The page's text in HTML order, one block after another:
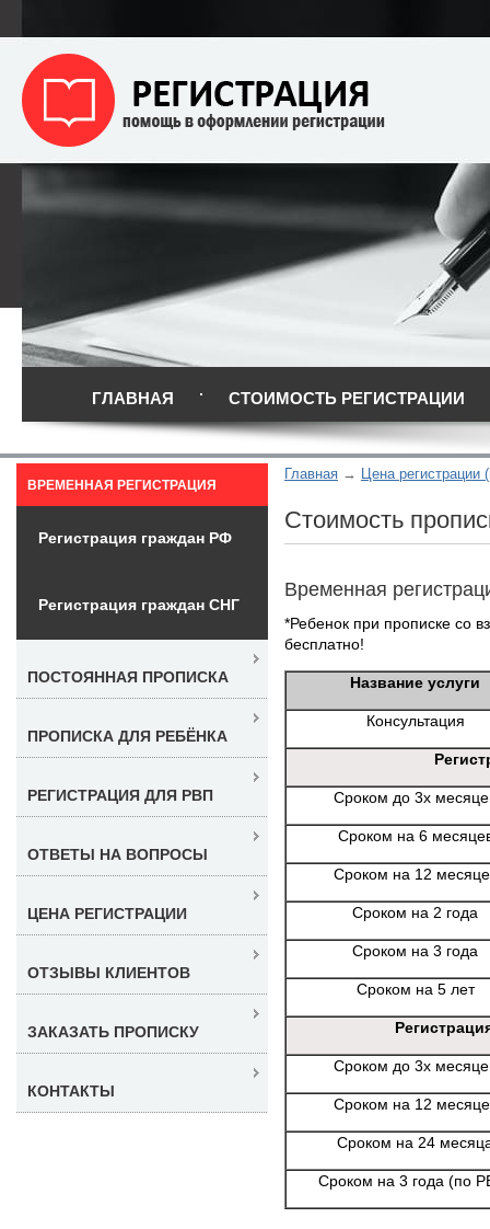
ГЛАВНАЯ СТОИМОСТЬ РЕГИСТРАЦИИ
Главная Цена регистрации
Стоимость
Временная
*Ребенок при прописке со
бесплатно!
Название услуги
Консультация
Сроком до 3х
Сроком на 6
Сроком на 12
Сроком на 2 года
Сроком на 3 года
Сроком на 5 лет
Сроком до 3х
Сроком на 12
Сроком на 24
Сроком на 3 года (по
ВРЕМЕННАЯ РЕГИСТРАЦИЯ
Регистрация граждан РФ
Регистрация граждан СНГ
ПОСТОЯННАЯ ПРОПИСКА
ПРОПИСКА ДЛЯ РЕБЁНКА
РЕГИСТРАЦИЯ ДЛЯ РВП
ОТВЕТЫ НА ВОПРОСЫ
ЦЕНА РЕГИСТРАЦИИ
ОТЗЫВЫ КЛИЕНТОВ
ЗАКАЗАТЬ ПРОПИСКУ
КОНТАКТЫ